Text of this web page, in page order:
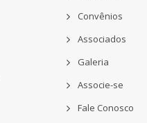
Convênios
Associados
Galeria
Associe-se
Fale Conosco